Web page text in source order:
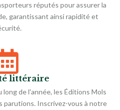
réputés pour assurer la
garantissant ainsi rapidité et
littéraire
de l'année, les Éditions Mols
Inscrivez-vous à notre